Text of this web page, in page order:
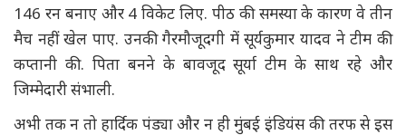
146 रन बनाए और 4 विकेट लिए. पीठ की समस्या के कारण वे तीन
मैच नहीं खेल पाए. उनकी गैरमौजूदगी में सूर्यकुमार यादव ने टीम की
कप्तानी की. पिता बनने के बावजूद सूर्या टीम के साथ रहे और
जिम्मेदारी संभाली.
अभी तक न तो हार्दिक पंड्या और न ही मुंबई इंडियंस की तरफ से इस